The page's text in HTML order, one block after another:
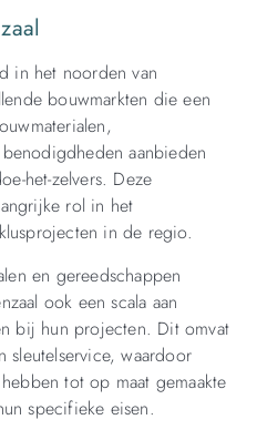
in het noorden van
bouwmarkten die een
aanbieden
het-zelvers. Deze
rol in het
in de regio.
en gereedschappen
ook een scala aan
bij hun projecten. Dit omvat
sleutelservice, waardoor
tot op maat gemaakte
specifieke eisen.